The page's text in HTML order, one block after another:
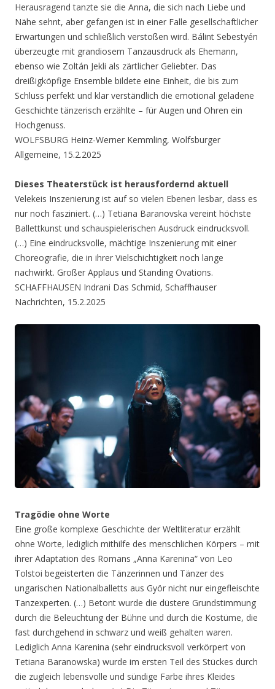
Herausragend tanzte sie die Anna, die sich nach Liebe und
Nähe sehnt, aber gefangen ist in einer Falle gesellschaftlicher
Erwartungen und schließlich verstoßen wird. Bálint Sebestyén
überzeugte mit grandiosem Tanzausdruck als Ehemann,
ebenso wie Zoltán Jekli als zärtlicher Geliebter. Das
dreißigköpfige Ensemble bildete eine Einheit, die bis zum
Schluss perfekt und klar verständlich die emotional geladene
Geschichte tänzerisch erzählte – für Augen und Ohren ein
Hochgenuss.
WOLFSBURG Heinz-Werner Kemmling, Wolfsburger
Allgemeine, 15.2.2025
Dieses Theaterstück ist herausfordernd aktuell
Velekeis Inszenierung ist auf so vielen Ebenen lesbar, dass es
nur noch fasziniert. (…) Tetiana Baranovska vereint höchste
Ballettkunst und schauspielerischen Ausdruck eindrucksvoll.
(…) Eine eindrucksvolle, mächtige Inszenierung mit einer
Choreografie, die in ihrer Vielschichtigkeit noch lange
nachwirkt. Großer Applaus und Standing Ovations.
SCHAFFHAUSEN Indrani Das Schmid, Schaffhauser
Nachrichten, 15.2.2025
Tragödie ohne Worte
Eine große komplexe Geschichte der Weltliteratur erzählt
ohne Worte, lediglich mithilfe des menschlichen Körpers – mit
ihrer Adaptation des Romans „Anna Karenina“ von Leo
Tolstoi begeisterten die Tänzerinnen und Tänzer des
ungarischen Nationalballetts aus Györ nicht nur eingefleischte
Tanzexperten. (…) Betont wurde die düstere Grundstimmung
durch die Beleuchtung der Bühne und durch die Kostüme, die
fast durchgehend in schwarz und weiß gehalten waren.
Lediglich Anna Karenina (sehr eindrucksvoll verkörpert von
Tetiana Baranowska) wurde im ersten Teil des Stückes durch
die zugleich lebensvolle und sündige Farbe ihres Kleides